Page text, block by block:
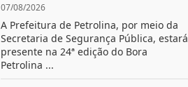
07/08/2026
A Prefeitura de Petrolina, por meio da
Secretaria de Segurança Pública, estará
presente na 24ª edição do Bora
Petrolina ...